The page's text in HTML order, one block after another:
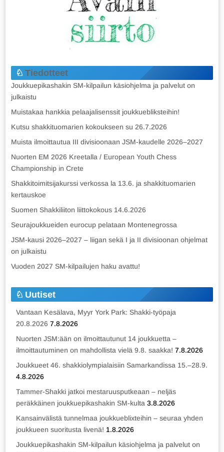
Tiedotteet
Joukkuepikashakin SM-kilpailun käsiohjelma ja palvelut on
julkaistu
Muistakaa hankkia pelaajalisenssit joukkuebliksteihin!
Kutsu shakkituomarien kokoukseen su 26.7.2026
Muista ilmoittautua III divisioonaan JSM-kaudelle 2026–2027
Nuorten EM 2026 Kreetalla / European Youth Chess
Championship in Crete
Shakkitoimitsijakurssi verkossa la 13.6. ja shakkituomarien
kertauskoe
Suomen Shakkiliiton liittokokous 14.6.2026
Seurajoukkueiden eurocup pelataan Montenegrossa
JSM-kausi 2026–2027 – liigan sekä I ja II divisioonan ohjelmat
on julkaistu
Vuoden 2027 SM-kilpailujen haku avattu!
Uutiset
Vantaan Kesälava, Myyr York Park: Shakki-työpaja
20.8.2026 7.8.2026
Nuorten JSM:ään on ilmoittautunut 14 joukkuetta –
ilmoittautuminen on mahdollista vielä 9.8. saakka! 7.8.2026
Joukkueet 46. shakkiolympialaisiin Samarkandissa 15.–28.9.
4.8.2026
Tammer-Shakki jatkoi mestaruusputkeaan – neljäs
peräkkäinen joukkuepikashakin SM-kulta 3.8.2026
Kansainvälistä tunnelmaa joukkueblixteihin – seuraa yhden
joukkueen suoritusta livenä! 1.8.2026
Joukkuepikashakin SM-kilpailun käsiohjelma ja palvelut on